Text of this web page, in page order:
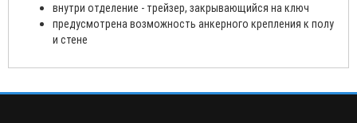
внутри отделение - трейзер, закрывающийся на ключ
предусмотрена возможность анкерного крепления к полу
и стене